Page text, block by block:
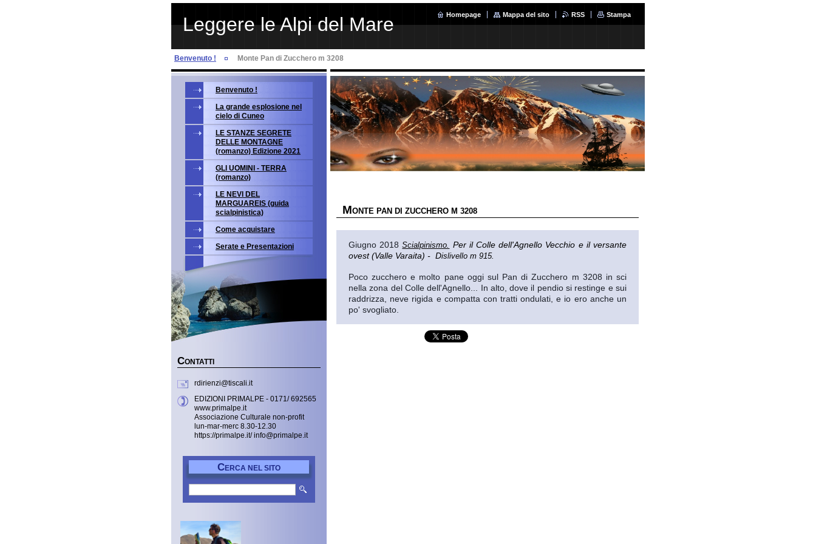
Leggere le Alpi del Mare Homepage Mappa del sito RSS Stampa
Benvenuto ! Monte Pan di Zucchero m 3208
MONTE PAN DI ZUCCHERO M 3208
Giugno 2018Scialpinismo. Per il Colle dell'Agnello Vecchio e il versante
ovest (Valle Varaita) - Dislivello m 915.
Poco zucchero e molto pane oggi sul Pan di Zucchero m 3208 in sci
nella zona del Colle dell'Agnello... In alto, dove il pendio si restinge e sui
raddrizza, neve rigida e compatta con tratti ondulati, e io ero anche un
po' svogliato.
Benvenuto !
La grande esplosione nel
cielo di Cuneo
LE STANZE SEGRETE
DELLE MONTAGNE
(romanzo) Edizione 2021
GLI UOMINI - TERRA
(romanzo)
LE NEVI DEL
MARGUAREIS (guida
scialpinistica)
Come acquistare
Serate e Presentazioni
CONTATTI
rdirienzi@tiscali.it
EDIZIONI PRIMALPE - 0171/ 692565
www.primalpe.it
Associazione Culturale non-profit
lun-mar-merc 8.30-12.30
https://primalpe.it/ info@primalpe.it
CERCA NEL SITO